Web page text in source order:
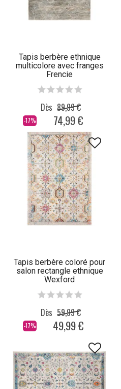
Tapis berbère ethnique
multicolore avec franges
Frencie
-17%
Dès 89,99 €
74,99 €
Tapis berbère coloré pour
salon rectangle ethnique
Wexford
-17%
Dès 59,99 €
49,99 €